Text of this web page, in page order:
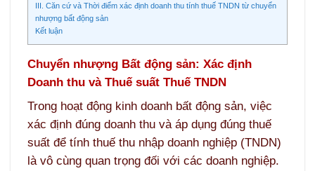
III. Căn cứ và Thời điểm xác định doanh thu tính thuế TNDN từ chuyển
nhượng bất động sản
Kết luận
Chuyển nhượng Bất động sản: Xác định
Doanh thu và Thuế suất Thuế TNDN
Trong hoạt động kinh doanh bất động sản, việc
xác định đúng doanh thu và áp dụng đúng thuế
suất để tính thuế thu nhập doanh nghiệp (TNDN)
là vô cùng quan trọng đối với các doanh nghiệp.